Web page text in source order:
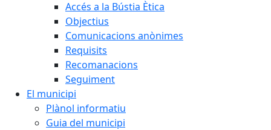
Accés a la Bústia Ètica
Objectius
Comunicacions anònimes
Requisits
Recomanacions
Seguiment
El municipi
Plànol informatiu
Guia del municipi